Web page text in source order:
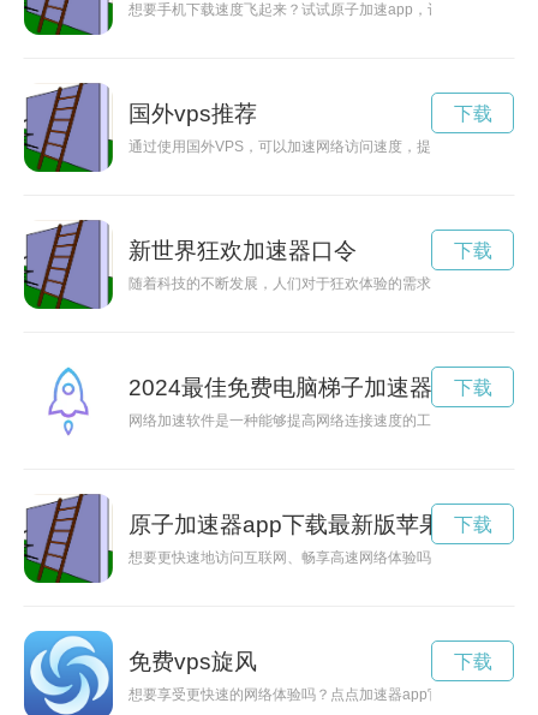
想要手机下载速度飞起来？试试原子加速app，让你的手机运行
国外vps推荐
通过使用国外VPS，可以加速网络访问速度，提升在线体验，
下载
新世界狂欢加速器口令
随着科技的不断发展，人们对于狂欢体验的需求也在不断增加
下载
2024最佳免费电脑梯子加速器
网络加速软件是一种能够提高网络连接速度的工具，通过优化
下载
原子加速器app下载最新版苹果手机
想要更快速地访问互联网、畅享高速网络体验吗？赶紧下载原
下载
免费vps旋风
想要享受更快速的网络体验吗？点点加速器app官方下载助您快
下载